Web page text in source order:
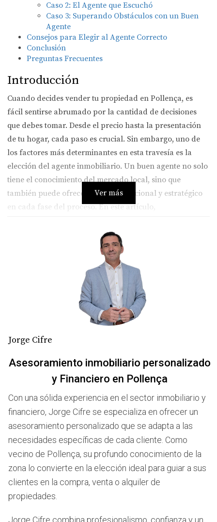
Caso 2: El Agente que Escuchó
Caso 3: Superando Obstáculos con un Buen
Agente
Consejos para Elegir al Agente Correcto
Conclusión
Preguntas Frecuentes
Introducción
Cuando decides vender tu propiedad en Pollença, es
fácil sentirse abrumado por la cantidad de decisiones
que debes tomar. Desde el precio hasta la presentación
de tu hogar, cada paso es crucial. Sin embargo, uno de
los factores más determinantes en esta travesía es la
elección del agente inmobiliario. Un buen agente no solo
tiene el conocimiento del mercado local, sino que
también puede ofrecerte apoyo emocional y estratégico
en cada fase del proceso. En este artículo,
transformar tu experiencia de venta y ayudarte a
La Importancia de Elegir Bien a Tu
Elegir al agente adecuado puede ser la diferencia entre
una venta exitosa y una experiencia frustrante. Un buen
interesa genuinamente por tus necesidades y
aspiraciones. Alguien que entiende el mercado
inmobiliario de Pollença puede proporcionarte
información valiosa sobre precios, tendencias y
estrategias efectivas para atraer a compradores
potenciales. Además, un agente competente actúa como
tu defensor durante todo el proceso. Desde la
negociación hasta el cierre, su experiencia te brinda
tranquilidad. La confianza es fundamental; necesitas
sentirte seguro de que estás tomando las decisiones
correctas y que alguien está velando por tus intereses.
Casos Reales: Historias de Éxito
Ver más
Jorge Cifre
Asesoramiento inmobiliario personalizado
y Financiero en Pollença
Con una sólida experiencia en el sector inmobiliario y
financiero, Jorge Cifre se especializa en ofrecer un
asesoramiento personalizado que se adapta a las
necesidades específicas de cada cliente. Como
vecino de Pollença, su profundo conocimiento de la
zona lo convierte en la elección ideal para guiar a sus
clientes en la compra, venta o alquiler de
propiedades.
Jorge Cifre combina profesionalismo, confianza y un